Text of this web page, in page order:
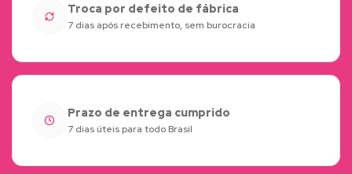
Troca por defeito de fábrica
7 dias após recebimento, sem burocracia
Prazo de entrega cumprido
7 dias úteis para todo Brasil